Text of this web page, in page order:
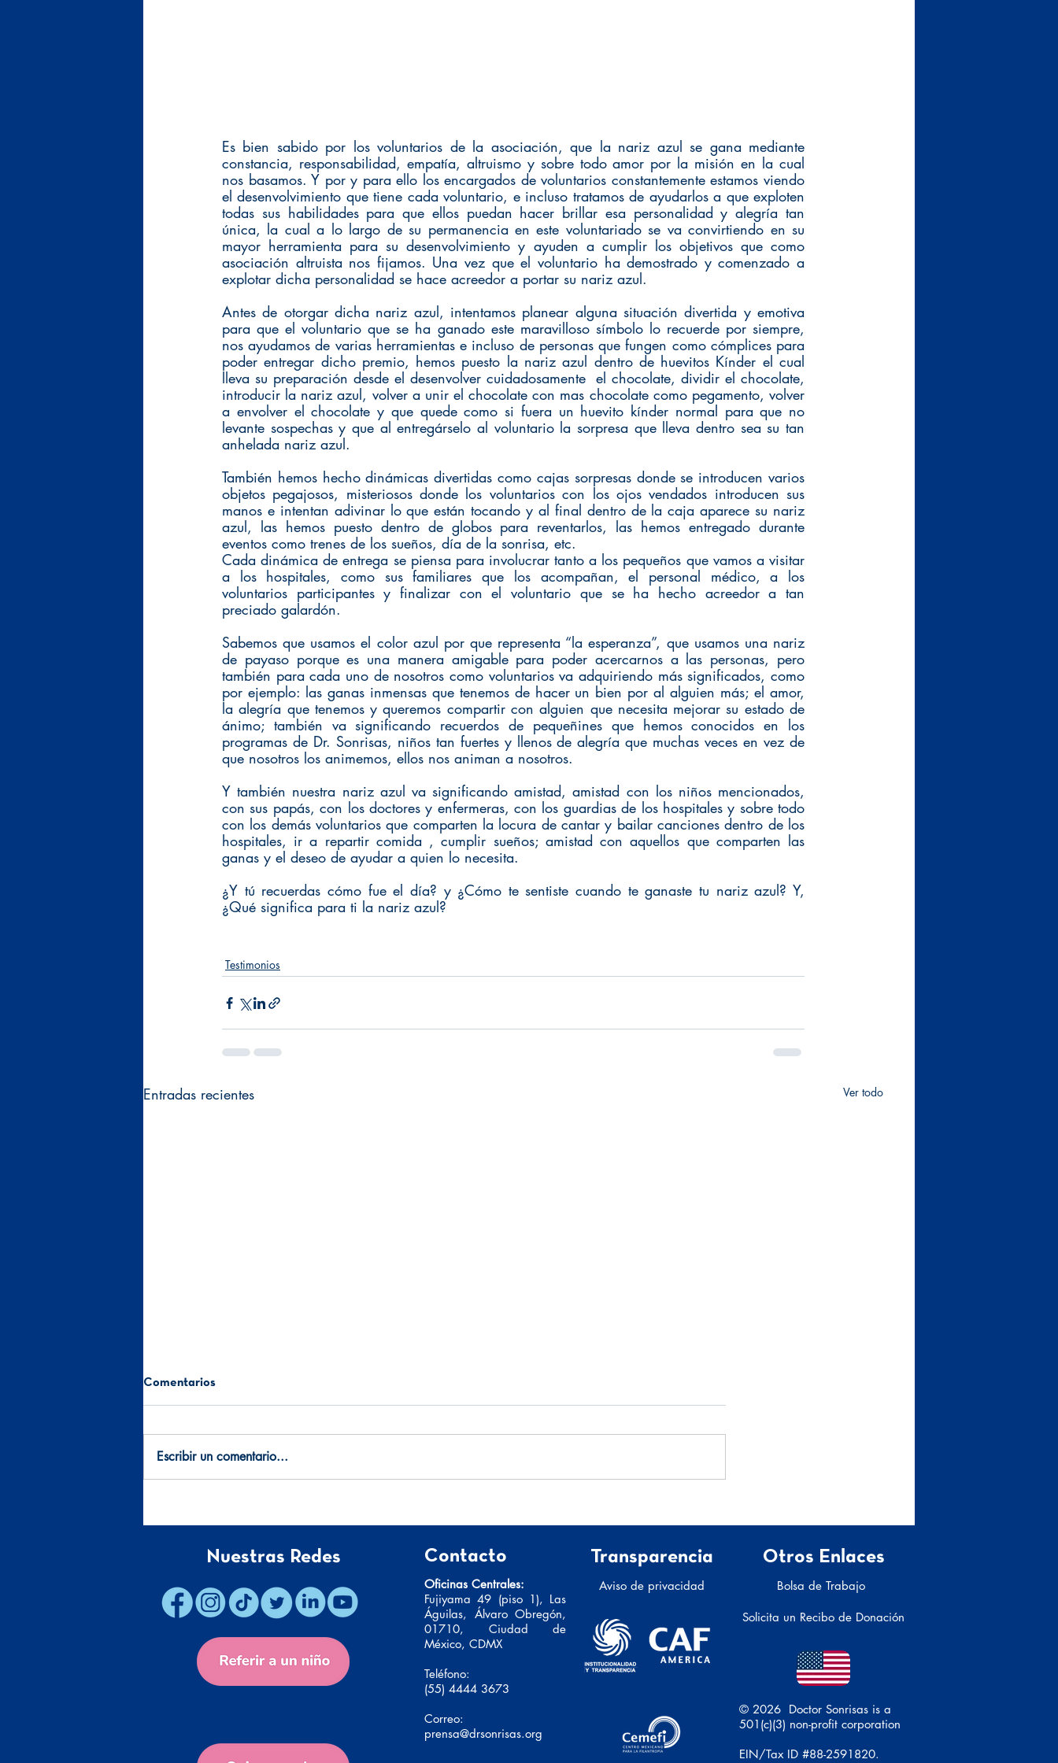
Es bien sabido por los voluntarios de la asociación, que la nariz azul se gana mediante
constancia, responsabilidad, empatía, altruismo y sobre todo amor por la misión en la cual
nos basamos. Y por y para ello los encargados de voluntarios constantemente estamos viendo
el desenvolvimiento que tiene cada voluntario, e incluso tratamos de ayudarlos a que exploten
todas sus habilidades para que ellos puedan hacer brillar esa personalidad y alegría tan
única, la cual a lo largo de su permanencia en este voluntariado se va convirtiendo en su
mayor herramienta para su desenvolvimiento y ayuden a cumplir los objetivos que como
asociación altruista nos fijamos. Una vez que el voluntario ha demostrado y comenzado a
explotar dicha personalidad se hace acreedor a portar su nariz azul.
Antes de otorgar dicha nariz azul, intentamos planear alguna situación divertida y emotiva
para que el voluntario que se ha ganado este maravilloso símbolo lo recuerde por siempre,
nos ayudamos de varias herramientas e incluso de personas que fungen como cómplices para
poder entregar dicho premio, hemos puesto la nariz azul dentro de huevitos Kínder el cual
lleva su preparación desde el desenvolver cuidadosamente  el chocolate, dividir el chocolate,
introducir la nariz azul, volver a unir el chocolate con mas chocolate como pegamento, volver
a envolver el chocolate y que quede como si fuera un huevito kínder normal para que no
levante sospechas y que al entregárselo al voluntario la sorpresa que lleva dentro sea su tan
anhelada nariz azul.
También hemos hecho dinámicas divertidas como cajas sorpresas donde se introducen varios
objetos pegajosos, misteriosos donde los voluntarios con los ojos vendados introducen sus
manos e intentan adivinar lo que están tocando y al final dentro de la caja aparece su nariz
azul, las hemos puesto dentro de globos para reventarlos, las hemos entregado durante
eventos como trenes de los sueños, día de la sonrisa, etc.
Cada dinámica de entrega se piensa para involucrar tanto a los pequeños que vamos a visitar
a los hospitales, como sus familiares que los acompañan, el personal médico, a los
voluntarios participantes y finalizar con el voluntario que se ha hecho acreedor a tan
preciado galardón.
Sabemos que usamos el color azul por que representa “la esperanza”, que usamos una nariz
de payaso porque es una manera amigable para poder acercarnos a las personas, pero
también para cada uno de nosotros como voluntarios va adquiriendo más significados, como
por ejemplo: las ganas inmensas que tenemos de hacer un bien por al alguien más; el amor,
la alegría que tenemos y queremos compartir con alguien que necesita mejorar su estado de
ánimo; también va significando recuerdos de pequeñines que hemos conocidos en los
programas de Dr. Sonrisas, niños tan fuertes y llenos de alegría que muchas veces en vez de
que nosotros los animemos, ellos nos animan a nosotros.
Y también nuestra nariz azul va significando amistad, amistad con los niños mencionados,
con sus papás, con los doctores y enfermeras, con los guardias de los hospitales y sobre todo
con los demás voluntarios que comparten la locura de cantar y bailar canciones dentro de los
hospitales, ir a repartir comida , cumplir sueños; amistad con aquellos que comparten las
ganas y el deseo de ayudar a quien lo necesita.
¿Y tú recuerdas cómo fue el día? y ¿Cómo te sentiste cuando te ganaste tu nariz azul? Y,
¿Qué significa para ti la nariz azul?
Testimonios
Entradas recientes Ver todo
Comentarios
Escribir un comentario...
Nuestras Redes Contacto
Oficinas Centrales:
Fujiyama 49 (piso 1), Las
Águilas, Álvaro Obregón,
01710, Ciudad de
México, CDMX
Teléfono:
(55) 4444 3673
Correo:
prensa@drsonrisas.org
Transparencia
Aviso de privacidad
Otros Enlaces
Bolsa de Trabajo
Solicita un Recibo de Donación
© 2026 Doctor Sonrisas is a
501(c)(3) non-profit corporation
EIN/Tax ID #88-2591820.